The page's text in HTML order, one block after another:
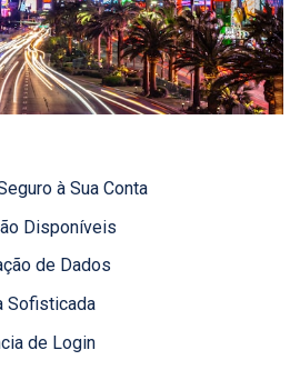
à Sua Conta
Disponíveis
de Dados
Sofisticada
de Login